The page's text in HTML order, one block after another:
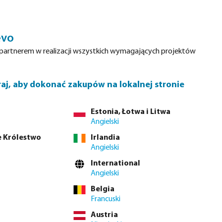
Serwis O Bevo Waterpoints Kontakt
wybory
w realizacji wszystkich wymagających projektów
aby dokonać zakupów na lokalnej stronie
Estonia, Łotwa i Litwa
Angielski
Królestwo
Irlandia
Angielski
International
Angielski
Belgia
Francuski
Austria